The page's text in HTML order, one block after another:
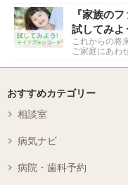
『家族の
試してみよ
これからの将
ご家庭にあわ
おすすめカテゴリー
相談室
病気ナビ
病院・歯科予約